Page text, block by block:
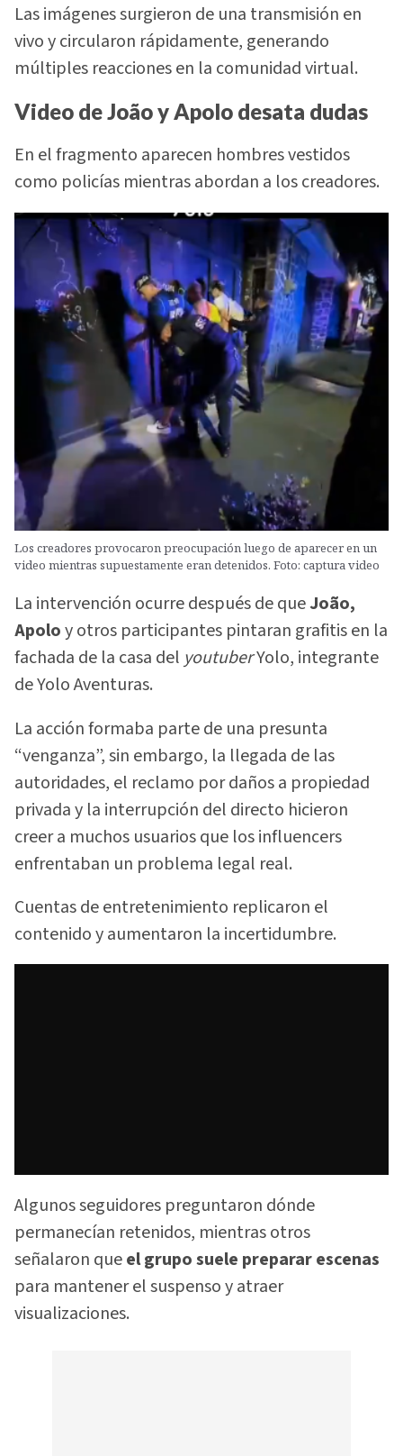
Las imágenes surgieron de una transmisión en
vivo y circularon rápidamente, generando
múltiples reacciones en la comunidad virtual.
Video de João y Apolo desata dudas
En el fragmento aparecen hombres vestidos
como policías mientras abordan a los creadores.
Los creadores provocaron preocupación luego de aparecer en un
video mientras supuestamente eran detenidos. Foto: captura video
La intervención ocurre después de queJoão,
Apoloy otros participantes pintaran grafitis en la
fachada de la casa del youtuberYolo, integrante
de Yolo Aventuras.
La acción formaba parte de una presunta
“venganza”, sin embargo, la llegada de las
autoridades, el reclamo por daños a propiedad
privada y la interrupción del directo hicieron
creer a muchos usuarios que los influencers
enfrentaban un problema legal real.
Cuentas de entretenimiento replicaron el
contenido y aumentaron la incertidumbre.
Algunos seguidores preguntaron dónde
permanecían retenidos, mientras otros
señalaron queel grupo suele preparar escenas
para mantener el suspenso y atraer
visualizaciones.